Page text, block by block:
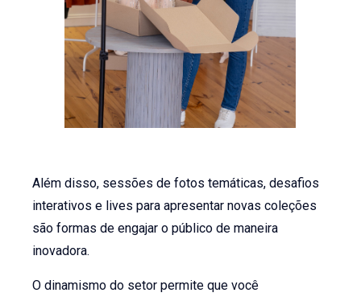
Além disso, sessões de fotos temáticas, desafios
interativos e lives para apresentar novas coleções
são formas de engajar o público de maneira
inovadora.
O dinamismo do setor permite que você